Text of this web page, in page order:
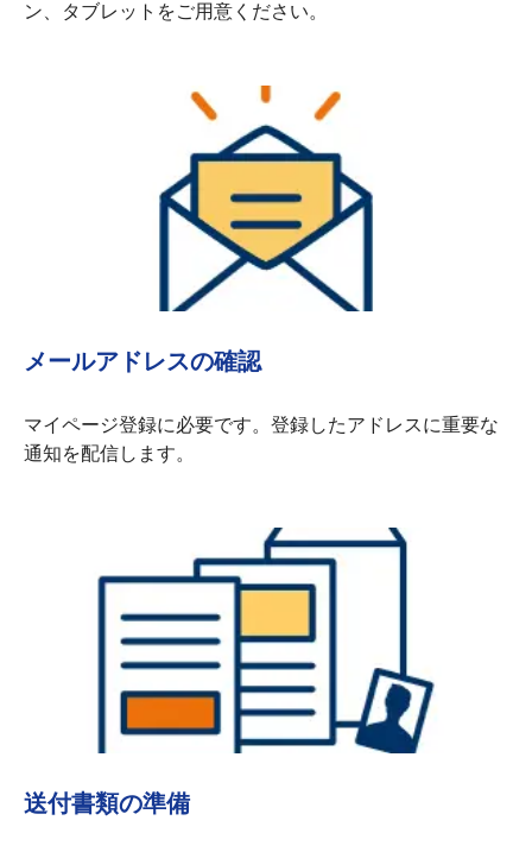
ン、タブレットをご用意ください。
メールアドレスの確認
マイページ登録に必要です。登録したアドレスに重要な
通知を配信します。
送付書類の準備